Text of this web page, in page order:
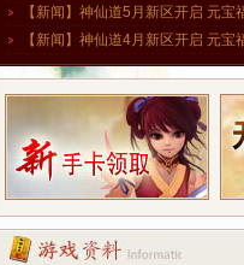
【新闻】神仙道5月新区开启 元宝
【新闻】神仙道4月新区开启 元宝